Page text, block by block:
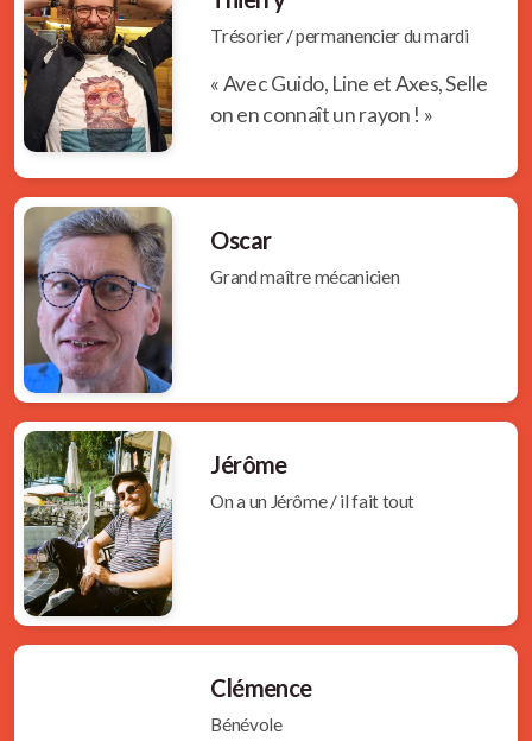
Trésorier / permanencier du mardi
« Avec Guido, Line et Axes, Selle
on en connaît un rayon ! »
Oscar
Grand maître mécanicien
Jérôme
On a un Jérôme / il fait tout
Clémence
Bénévole